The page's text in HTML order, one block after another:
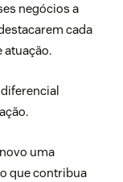
negócios a
cada
atuação.
diferencial
uma
que contribua